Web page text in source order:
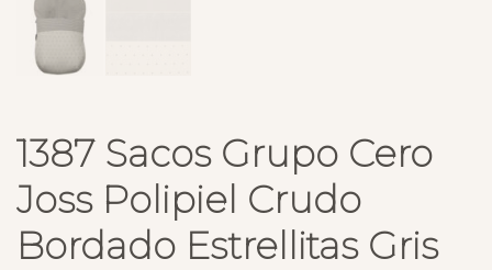
1387 Sacos Grupo Cero
Joss Polipiel Crudo
Bordado Estrellitas Gris